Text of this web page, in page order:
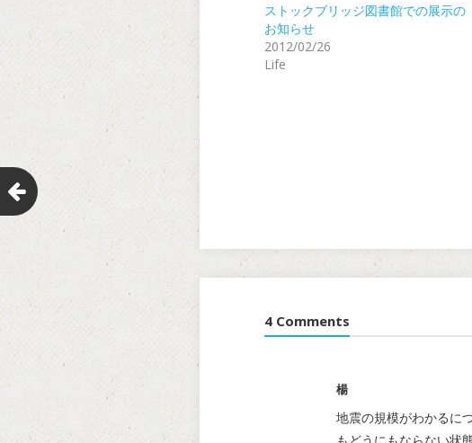
ストックブリッジ図書館での展示の
お知らせ
2012/02/26
Life
4 Comments
楊
地震の規模がわかるに
もどうにもならない状